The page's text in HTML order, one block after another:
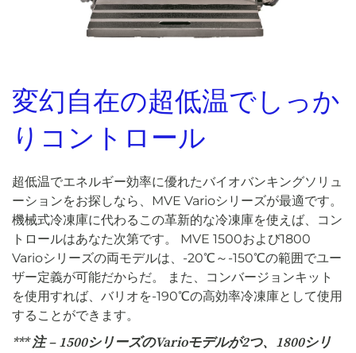
変幻自在の超低温でしっか
りコントロール
超低温でエネルギー効率に優れたバイオバンキングソリュ
ーションをお探しなら、MVE Varioシリーズが最適です。
機械式冷凍庫に代わるこの革新的な冷凍庫を使えば、コン
トロールはあなた次第です。 MVE 1500および1800
Varioシリーズの両モデルは、-20℃～-150℃の範囲でユー
ザー定義が可能だからだ。 また、コンバージョンキット
を使用すれば、バリオを-190℃の高効率冷凍庫として使用
することができます。
*** 注 – 1500シリーズのVarioモデルが2つ、1800シリ